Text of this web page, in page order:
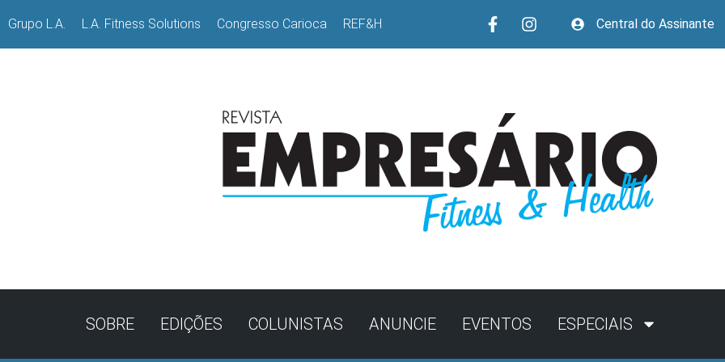
Grupo L.A. L.A. Fitness Solutions Congresso Carioca REF&H Central do Assinante
SOBRE EDIÇÕES COLUNISTAS ANUNCIE EVENTOS ESPECIAIS